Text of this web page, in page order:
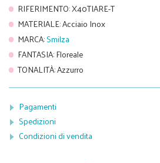
RIFERIMENTO:X40TIARE-T
MATERIALE:Acciaio Inox
MARCA:Smilza
FANTASIA:Floreale
TONALITÀ:Azzurro
Pagamenti
Spedizioni
Condizioni di vendita